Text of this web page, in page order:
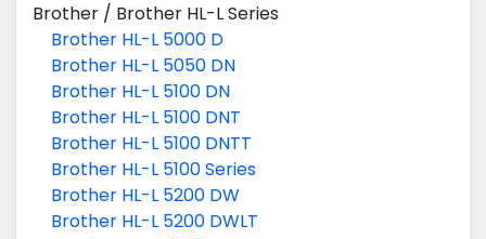
Brother / Brother HL-L Series
Brother HL-L 5000 D
Brother HL-L 5050 DN
Brother HL-L 5100 DN
Brother HL-L 5100 DNT
Brother HL-L 5100 DNTT
Brother HL-L 5100 Series
Brother HL-L 5200 DW
Brother HL-L 5200 DWLT